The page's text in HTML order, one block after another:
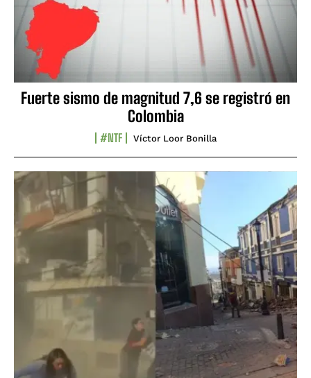
Fuerte sismo de magnitud 7,6 se registró en
Colombia
#NTF Víctor Loor Bonilla